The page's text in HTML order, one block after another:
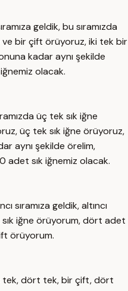
geldik, bu sıramızda
ve bir çift örüyoruz, iki tek bir
kadar aynı şekilde
olacak.
üç tek sık iğne
üç tek sık iğne örüyoruz,
aynı şekilde örelim,
adet sık iğnemiz olacak.
sıramıza geldik, altıncı
iğne örüyorum, dört adet
örüyorum.
tek, dört tek, bir çift, dört